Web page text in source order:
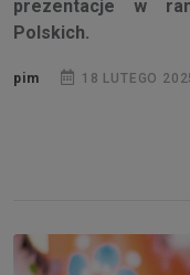
prezentacje w
Polskich.
pim 18 LUTEGO